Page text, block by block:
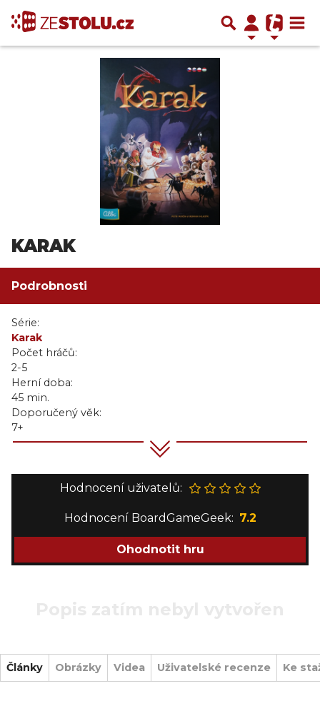
KARAK
Podrobnosti
Série:
Karak
Počet hráčů:
2-5
Herní doba:
45 min.
Doporučený věk:
7+
Hodnocení uživatelů:
Hodnocení BoardGameGeek: 7.2
Ohodnotit hru
Články Obrázky Videa Uživatelské recenze Ke